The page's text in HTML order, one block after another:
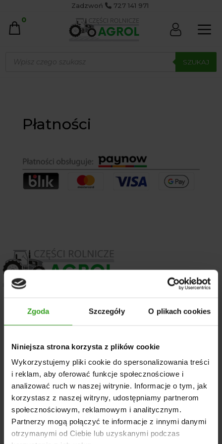
Zgoda Szczegóły O plikach cookies
Niniejsza strona korzysta z plików cookie
Wykorzystujemy pliki cookie do spersonalizowania treści
i reklam, aby oferować funkcje społecznościowe i
analizować ruch w naszej witrynie. Informacje o tym, jak
korzystasz z naszej witryny, udostępniamy partnerom
społecznościowym, reklamowym i analitycznym.
Partnerzy mogą połączyć te informacje z innymi danymi
otrzymanymi od Ciebie lub uzyskanymi podczas
Zadzwoń 727 141 971
0
produktów SZUKAJ
Płatności
Części Agrol – sklep rolniczy z częściami do traktorów
STREFA KLIENTA
Moje konto
Dostawa
Płatności
Zwroty i reklamacje